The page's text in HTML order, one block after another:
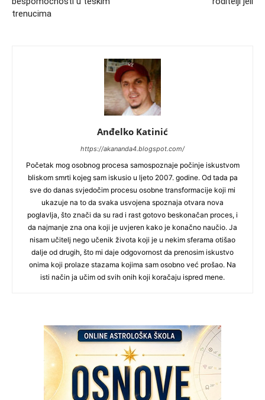
trenucima
Anđelko Katinić
https://akananda4.blogspot.com/
Početak mog osobnog procesa samospoznaje počinje iskustvom
bliskom smrti kojeg sam iskusio u ljeto 2007. godine. Od tada pa
sve do danas svjedočim procesu osobne transformacije koji mi
ukazuje na to da svaka usvojena spoznaja otvara nova
poglavlja, što znači da su rad i rast gotovo beskonačan proces, i
da najmanje zna ona koji je uvjeren kako je konačno naučio. Ja
nisam učitelj nego učenik života koji je u nekim sferama otišao
dalje od drugih, što mi daje odgovornost da prenosim iskustvo
onima koji prolaze stazama kojima sam osobno već prošao. Na
isti način ja učim od svih onih koji koračaju ispred mene.